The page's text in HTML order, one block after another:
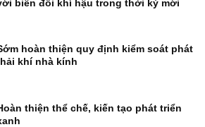
biến đổi khí hậu trong thời kỳ mới
hoàn thiện quy định kiểm soát phát
khí nhà kính
thiện thể chế, kiến tạo phát triển